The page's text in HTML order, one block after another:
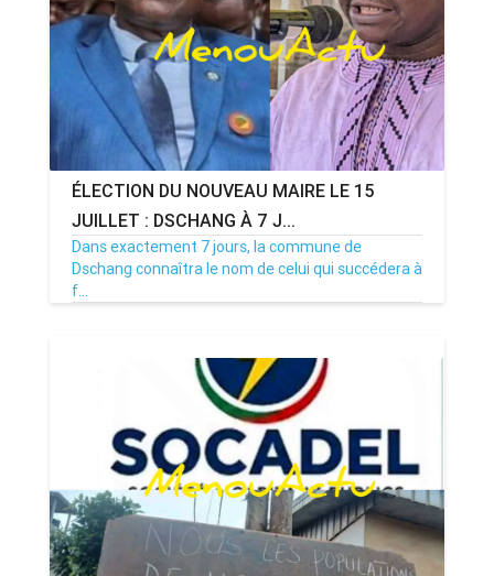
ÉLECTION DU NOUVEAU MAIRE LE 15
JUILLET : DSCHANG À 7 J...
Dans exactement 7 jours, la commune de
Dschang connaîtra le nom de celui qui succédera à
f...